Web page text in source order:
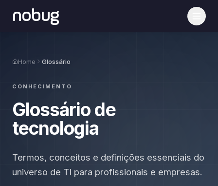
nobug
Home Glossário
CONHECIMENTO
Glossário de
tecnologia
Termos, conceitos e definições essenciais do
universo de TI para profissionais e empresas.